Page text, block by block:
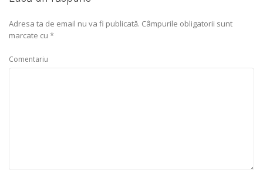
Adresa ta de email nu va fi publicată. Câmpurile obligatorii sunt
marcate cu *
Comentariu